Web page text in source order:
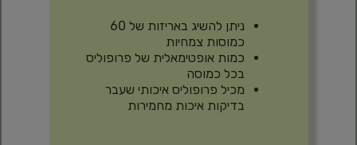
ניתן להשיג באריזות של 60
כמוסות צמחיות
כמות אופטימאלית של פרופוליס
בכל כמוסה
מכיל פרופוליס איכותי שעבר
בדיקות איכות מחמירות